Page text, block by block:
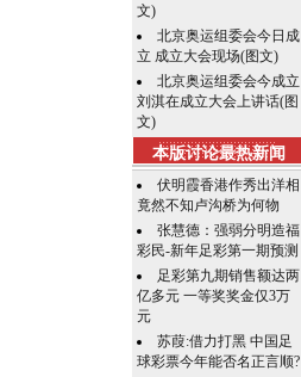
文)
北京奥运组委会今日成
立 成立大会现场(图文)
北京奥运组委会今成立
刘淇在成立大会上讲话(图
文)
本版讨论最热新闻
伏明霞香港作秀出洋相
竟然不知卢沟桥为何物
张慧德：强弱分明造福
彩民-新年足彩第一期预测
足彩第九期销售额达两
亿多元 一等奖奖金仅3万
元
苏葭:借力打黑 中国足
球彩票今年能否名正言顺?